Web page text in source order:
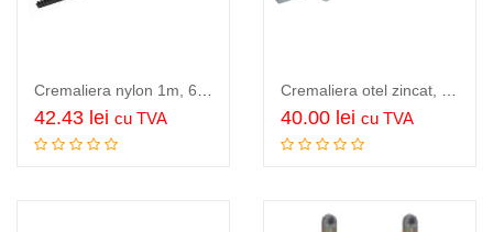
Adauga in cos
42.43 lei cu TVA
Adauga in cos
40.00 lei cu TVA